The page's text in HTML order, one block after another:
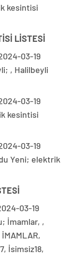
kesintisi
LİSTESİ
03-19
, Halilbeyli
03-19
kesintisi
03-19
Yeni; elektrik
03-19
İmamlar, ,
İsimsiz18,